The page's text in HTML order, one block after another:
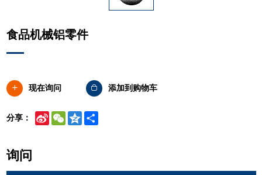
食品机械铝零件
现在询问 添加到购物车
分享：
Sina
Weibo
WeChatQzone
询问